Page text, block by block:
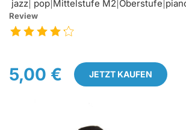
jazz pop Mittelstufe M2 Oberstufe
Review
5,00 € JETZT KAUFEN